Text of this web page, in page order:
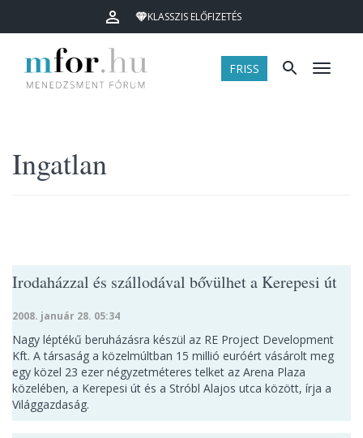
KLASSZIS ELŐFIZETÉS
FRISS Menü
Ingatlan
Irodaházzal és szállodával bővülhet a Kerepesi út
2008. január 28. 05:34
Nagy léptékű beruházásra készül az RE Project Development
Kft. A társaság a közelmúltban 15 millió euróért vásárolt meg
egy közel 23 ezer négyzetméteres telket az Arena Plaza
közelében, a Kerepesi út és a Stróbl Alajos utca között, írja a
Világgazdaság.